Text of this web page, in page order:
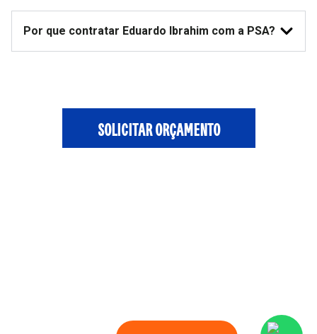
Por que contratar Eduardo Ibrahim com a PSA?
SOLICITAR ORÇAMENTO